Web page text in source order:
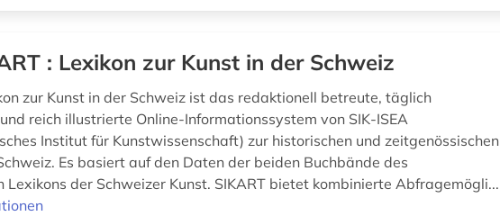
: Lexikon zur Kunst in der Schweiz
zur Kunst in der Schweiz ist das redaktionell betreute, täglich
reich illustrierte Online-Informationssystem von SIK-ISEA
Institut für Kunstwissenschaft) zur historischen und zeitgenössischen
Es basiert auf den Daten der beiden Buchbände des
Lexikons der Schweizer Kunst. SIKART bietet kombinierte Abfragemögli...